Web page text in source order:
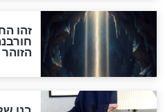
לכל המאמרים